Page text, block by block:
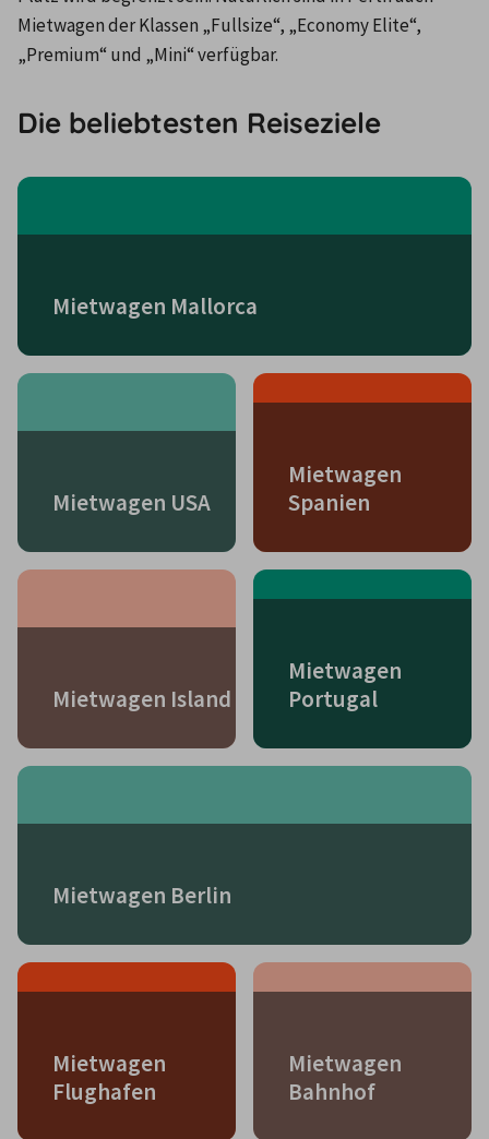
Mietwagen der Klassen „Fullsize“, „Economy Elite“,
„Premium“ und „Mini“ verfügbar.
Die beliebtesten Reiseziele
Mietwagen Mallorca
Mietwagen USA
Mietwagen
Spanien
Mietwagen Island
Mietwagen
Portugal
Mietwagen Berlin
Mietwagen
Flughafen
Mietwagen
Bahnhof